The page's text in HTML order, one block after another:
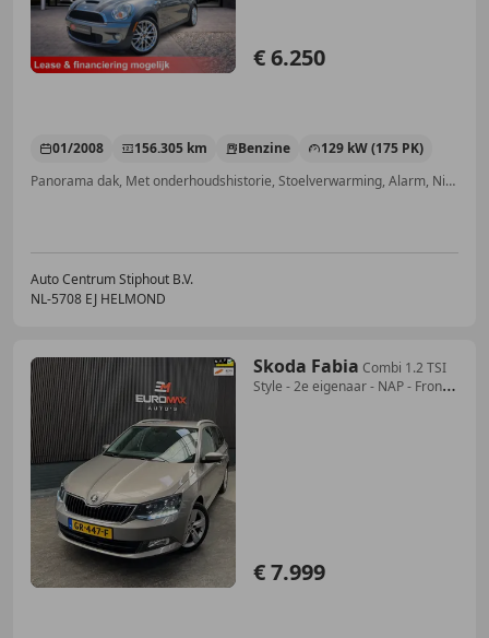
€ 6.250
01/2008 156.305 km Benzine
129 kW (175 PK)
Panorama dak, Met onderhoudshistorie, Stoelverwarming, Alarm, Nieuwe APK, Sportstoelen, Bi-Xenon koplampen, Traction control
Auto Centrum Stiphout B.V.
NL-5708 EJ HELMOND
Skoda Fabia Combi 1.2 TSI
Style - 2e eigenaar - NAP - Front
€ 7.999